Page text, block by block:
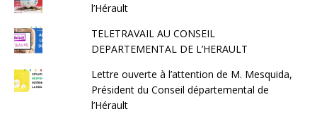
l’Hérault
TELETRAVAIL AU CONSEIL
DEPARTEMENTAL DE L’HERAULT
Lettre ouverte à l’attention de M. Mesquida,
Président du Conseil départemental de
l’Hérault